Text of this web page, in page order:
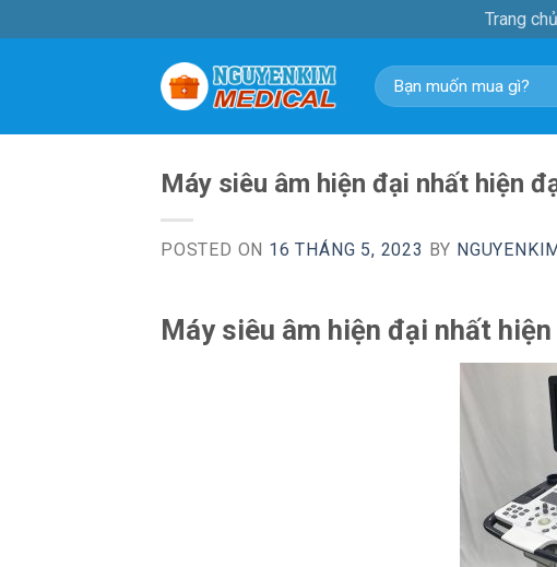
to
Trang chủ
Tìm
kiếm:
Máy siêu âm hiện đại nhất hiện
POSTED ON 16 THÁNG 5, 2023 BY
Máy siêu âm hiện đại nhất